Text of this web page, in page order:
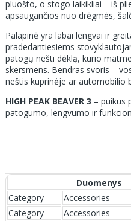
pluošto, o stogo laikikliai – iš
apsaugančios nuo drėgmės,
Palapinė yra labai lengvai ir
pradedantiesiems
patogų nešti dėklą, kurio
skersmens. Bendras svoris –
neštis kuprinėje ar automobilio
HIGH PEAK BEAVER 3 – puikus
patogumo, lengvumo ir
Duomenys
Category
Accessories
Category
Accessories